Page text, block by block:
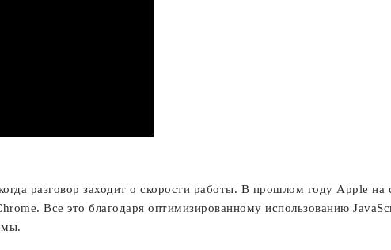
разговор заходит о скорости работы. В прошлом году Apple на
Все это благодаря оптимизированному использованию